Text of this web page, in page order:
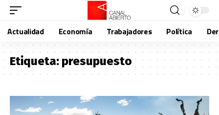
Actualidad Economía Trabajadores Política
Etiqueta:presupuesto